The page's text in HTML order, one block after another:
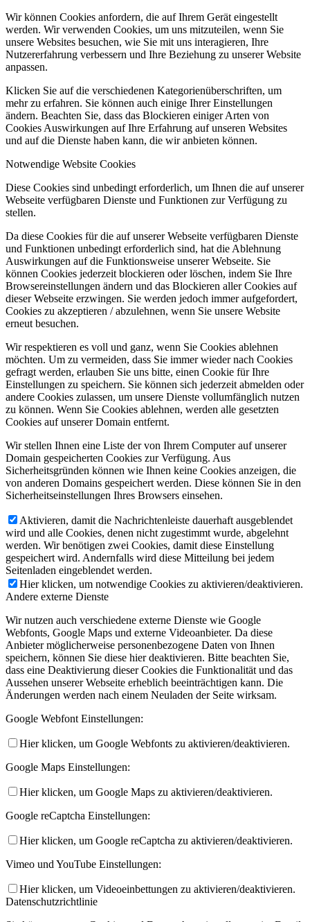
Wir können Cookies anfordern, die auf Ihrem Gerät eingestellt
werden. Wir verwenden Cookies, um uns mitzuteilen, wenn Sie
unsere Websites besuchen, wie Sie mit uns interagieren, Ihre
Nutzererfahrung verbessern und Ihre Beziehung zu unserer Website
anpassen.
Klicken Sie auf die verschiedenen Kategorienüberschriften, um
mehr zu erfahren. Sie können auch einige Ihrer Einstellungen
ändern. Beachten Sie, dass das Blockieren einiger Arten von
Cookies Auswirkungen auf Ihre Erfahrung auf unseren Websites
und auf die Dienste haben kann, die wir anbieten können.
Notwendige Website Cookies
Diese Cookies sind unbedingt erforderlich, um Ihnen die auf unserer
Webseite verfügbaren Dienste und Funktionen zur Verfügung zu
stellen.
Da diese Cookies für die auf unserer Webseite verfügbaren Dienste
und Funktionen unbedingt erforderlich sind, hat die Ablehnung
Auswirkungen auf die Funktionsweise unserer Webseite. Sie
können Cookies jederzeit blockieren oder löschen, indem Sie Ihre
Browsereinstellungen ändern und das Blockieren aller Cookies auf
dieser Webseite erzwingen. Sie werden jedoch immer aufgefordert,
Cookies zu akzeptieren / abzulehnen, wenn Sie unsere Website
erneut besuchen.
Wir respektieren es voll und ganz, wenn Sie Cookies ablehnen
möchten. Um zu vermeiden, dass Sie immer wieder nach Cookies
gefragt werden, erlauben Sie uns bitte, einen Cookie für Ihre
Einstellungen zu speichern. Sie können sich jederzeit abmelden oder
andere Cookies zulassen, um unsere Dienste vollumfänglich nutzen
zu können. Wenn Sie Cookies ablehnen, werden alle gesetzten
Cookies auf unserer Domain entfernt.
Wir stellen Ihnen eine Liste der von Ihrem Computer auf unserer
Domain gespeicherten Cookies zur Verfügung. Aus
Sicherheitsgründen können wie Ihnen keine Cookies anzeigen, die
von anderen Domains gespeichert werden. Diese können Sie in den
Sicherheitseinstellungen Ihres Browsers einsehen.
Aktivieren, damit die Nachrichtenleiste dauerhaft ausgeblendet
wird und alle Cookies, denen nicht zugestimmt wurde, abgelehnt
werden. Wir benötigen zwei Cookies, damit diese Einstellung
gespeichert wird. Andernfalls wird diese Mitteilung bei jedem
Seitenladen eingeblendet werden.
Hier klicken, um notwendige Cookies zu aktivieren/deaktivieren.
Andere externe Dienste
Wir nutzen auch verschiedene externe Dienste wie Google
Webfonts, Google Maps und externe Videoanbieter. Da diese
Anbieter möglicherweise personenbezogene Daten von Ihnen
speichern, können Sie diese hier deaktivieren. Bitte beachten Sie,
dass eine Deaktivierung dieser Cookies die Funktionalität und das
Aussehen unserer Webseite erheblich beeinträchtigen kann. Die
Änderungen werden nach einem Neuladen der Seite wirksam.
Google Webfont Einstellungen:
Hier klicken, um Google Webfonts zu aktivieren/deaktivieren.
Google Maps Einstellungen:
Hier klicken, um Google Maps zu aktivieren/deaktivieren.
Google reCaptcha Einstellungen:
Hier klicken, um Google reCaptcha zu aktivieren/deaktivieren.
Vimeo und YouTube Einstellungen:
Hier klicken, um Videoeinbettungen zu aktivieren/deaktivieren.
Datenschutzrichtlinie